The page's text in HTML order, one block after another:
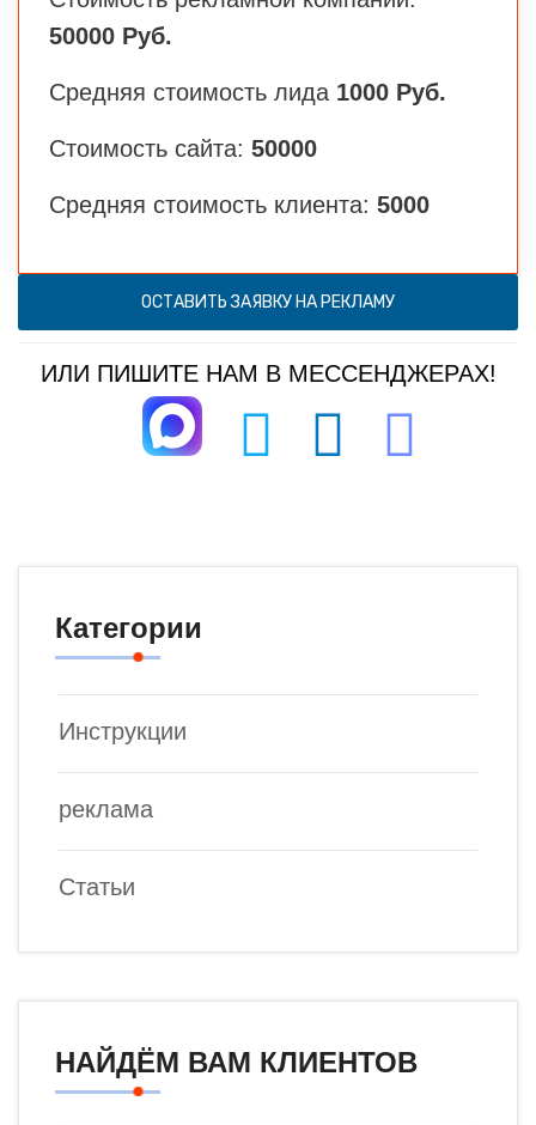
50000 Руб.
Средняя стоимость лида 1000 Руб.
Стоимость сайта: 50000
Средняя стоимость клиента: 5000
ОСТАВИТЬ ЗАЯВКУ НА РЕКЛАМУ
ИЛИ ПИШИТЕ НАМ В МЕССЕНДЖЕРАХ!
Категории
Инструкции
реклама
Статьи
НАЙДЁМ ВАМ КЛИЕНТОВ